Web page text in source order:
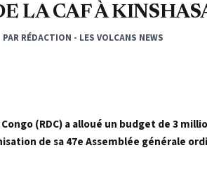
LA CAF À
PAR RÉDACTION - LES VOLCANS NEWS
(RDC) a alloué un budget de 3
de sa 47e Assemblée générale